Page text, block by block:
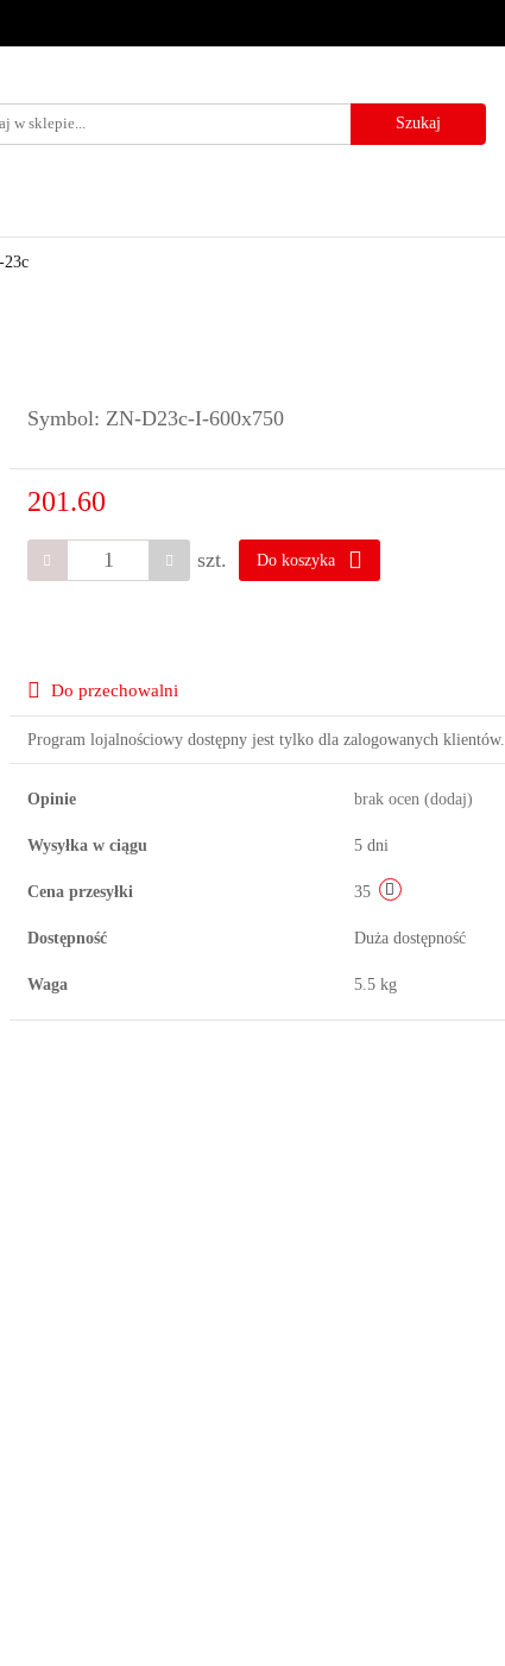
23c
Symbol: ZN-D23c-I-600x750
201.60
szt. Do koszyka
Do przechowalni
Program lojalnościowy dostępny jest tylko dla zalogowanych klientów.
Opinie brak ocen (dodaj)
Wysyłka w ciągu 5 dni
Cena przesyłki 35
Dostępność Duża dostępność
Waga 5.5 kg